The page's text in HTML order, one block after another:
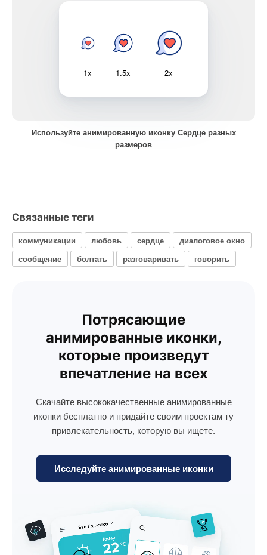
1x 1.5x 2x
Используйте анимированную иконку Сердце разных
размеров
Связанные теги
коммуникации любовь сердце
диалоговое окно
сообщение
болтать разговаривать говорить
Потрясающие
анимированные иконки,
которые произведут
впечатление на всех
Скачайте высококачественные анимированные
иконки бесплатно и придайте своим проектам ту
привлекательность, которую вы ищете.
Исследуйте анимированные иконки